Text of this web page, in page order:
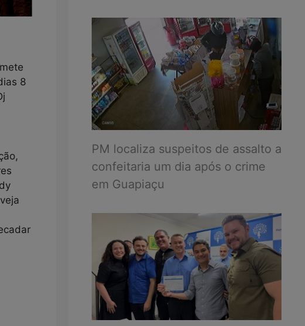
8
PM localiza suspeitos de assalto a
confeitaria um dia após o crime
em Guapiaçu